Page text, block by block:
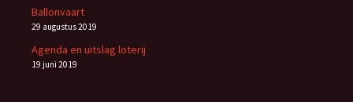
Ballonvaart
29 augustus 2019
Agenda en uitslag loterij
19 juni 2019